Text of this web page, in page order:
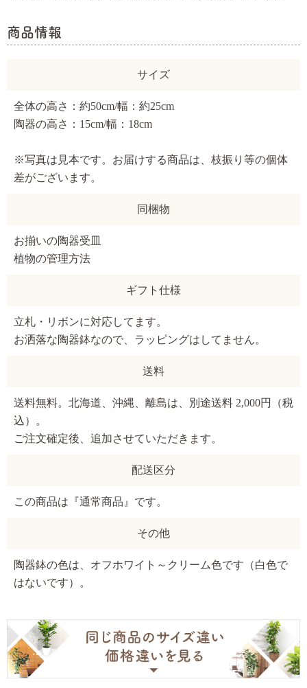
商品情報
サイズ
全体の高さ：約50cm/幅：約25cm
陶器の高さ：15cm/幅：18cm
※写真は見本です。お届けする商品は、枝振り等の個体
差がございます。
同梱物
お揃いの陶器受皿
植物の管理方法
ギフト仕様
立札・リボンに対応してます。
お洒落な陶器鉢なので、ラッピングはしてません。
送料
送料無料。北海道、沖縄、離島は、別途送料 2,000円（税
込）。
ご注文確定後、追加させていただきます。
配送区分
この商品は『通常商品』です。
その他
陶器鉢の色は、オフホワイト～クリーム色です（白色で
はないです）。